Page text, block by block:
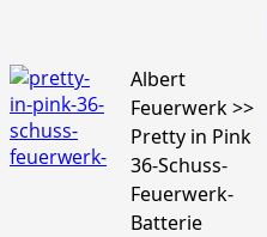
Albert
Feuerwerk >>
Pretty in Pink
36-Schuss-
Feuerwerk-
Batterie